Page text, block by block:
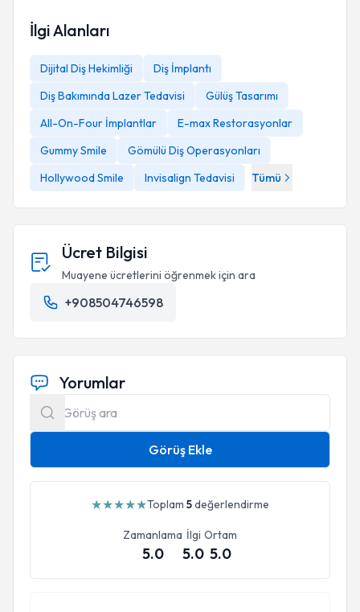
İlgi Alanları
Dijital Diş Hekimliği
Diş İmplantı
Diş Bakımında Lazer Tedavisi
Gülüş Tasarımı
All-On-Four İmplantlar
E-max Restorasyonlar
Gummy Smile
Gömülü Diş Operasyonları
Hollywood Smile
Invisalign Tedavisi Tümü
Ücret Bilgisi
Muayene ücretlerini öğrenmek için ara
+908504746598
Yorumlar
Görüş Ekle
★★★★★Toplam 5değerlendirme
Zamanlama
5.0
İlgi
5.0
Ortam
5.0